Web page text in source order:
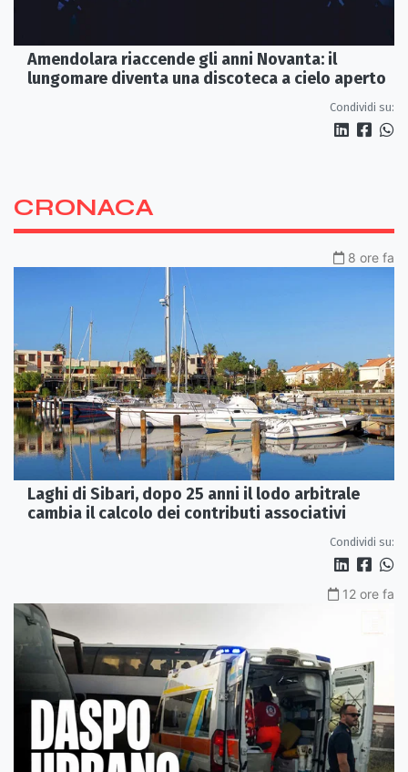
Amendolara riaccende gli anni Novanta: il
lungomare diventa una discoteca a cielo aperto
Condividi su:
CRONACA
8 ore fa
Laghi di Sibari, dopo 25 anni il lodo arbitrale
cambia il calcolo dei contributi associativi
Condividi su:
12 ore fa